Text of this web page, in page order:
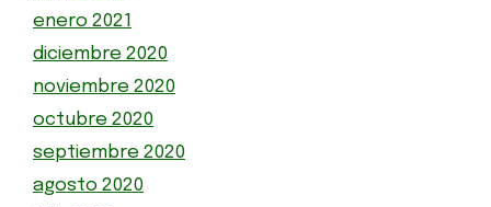
enero 2021
diciembre 2020
noviembre 2020
octubre 2020
septiembre 2020
agosto 2020